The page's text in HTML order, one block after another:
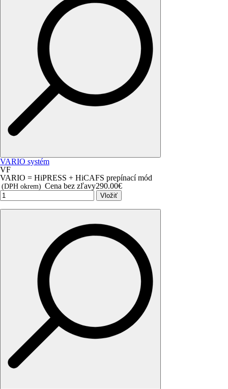
VARIO systém
VF
VARIO = HiPRESS + HiCAFS prepínací mód
(DPH okrem) Cena bez zľavy290.00€
Vložiť